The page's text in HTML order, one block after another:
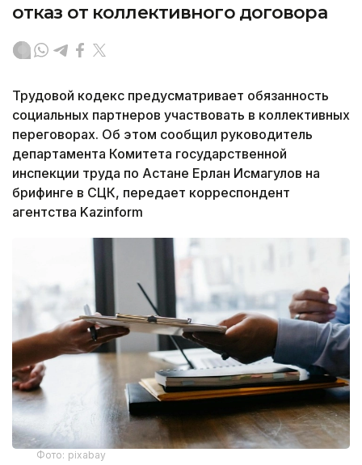
отказ от коллективного договора
Трудовой кодекс предусматривает обязанность
социальных партнеров участвовать в коллективных
переговорах. Об этом сообщил руководитель
департамента Комитета государственной
инспекции труда по Астане Ерлан Исмагулов на
брифинге в СЦК, передает корреспондент
агентства Kazinform
Фото: pixabay